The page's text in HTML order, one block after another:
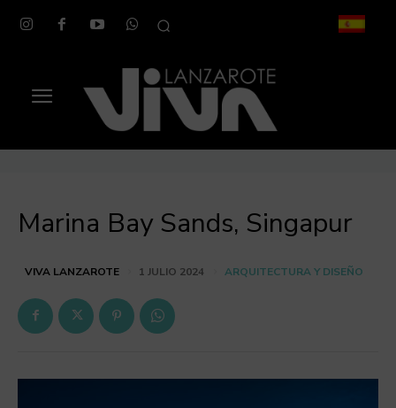
Marina Bay Sands, Singapur
VIVA LANZAROTE 1 JULIO 2024 ARQUITECTURA Y DISEÑO